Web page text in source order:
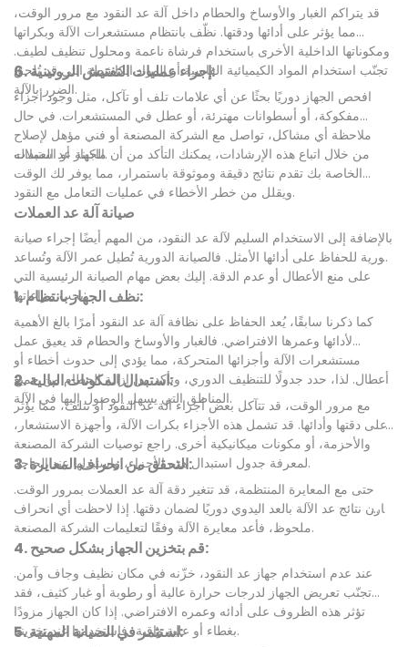
قد يتراكم الغبار والأوساخ والحطام داخل آلة عد النقود مع مرور الوقت،
مما يؤثر على أدائها ودقتها. نظّف بانتظام مستشعرات الآلة وبكراتها
ومكوناتها الداخلية الأخرى باستخدام فرشاة ناعمة ومحلول تنظيف لطيف.
تجنّب استخدام المواد الكيميائية القاسية أو المواد الكاشطة التي قد تُلحق
الضرر بالآلة.
6. إجراء عمليات التفتيش الروتينية:
افحص الجهاز دوريًا بحثًا عن أي علامات تلف أو تآكل، مثل وجود أجزاء
مفكوكة، أو أسطوانات مهترئة، أو عطل في المستشعرات. في حال
ملاحظة أي مشاكل، تواصل مع الشركة المصنعة أو فني مؤهل لإصلاح
الجهاز أو استبداله.
من خلال اتباع هذه الإرشادات، يمكنك التأكد من أن ماكينة عد العملات
الخاصة بك تقدم نتائج دقيقة وموثوقة باستمرار، مما يوفر لك الوقت
ويقلل من خطر الأخطاء في عمليات التعامل مع النقود.
صيانة آلة عد العملات
بالإضافة إلى الاستخدام السليم لآلة عد النقود، من المهم أيضًا إجراء صيانة
دورية للحفاظ على أدائها الأمثل. فالصيانة الدورية تُطيل عمر الآلة وتُساعد
على منع الأعطال أو عدم الدقة. إليك بعض مهام الصيانة الرئيسية التي
يجب مراعاتها:
1. نظف الجهاز بانتظام:
كما ذكرنا سابقًا، يُعد الحفاظ على نظافة آلة عد النقود أمرًا بالغ الأهمية
لأدائها وعمرها الافتراضي. فالغبار والأوساخ والحطام قد يعيق عمل
مستشعرات الآلة وأجزائها المتحركة، مما يؤدي إلى حدوث أخطاء أو
أعطال. لذا، حدد جدولًا للتنظيف الدوري، وتأكد من إزالة الحطام من جميع
المناطق التي يسهل الوصول إليها في الآلة.
2. استبدال المكونات البالية:
مع مرور الوقت، قد تتآكل بعض أجزاء آلة عد النقود أو تتلف، مما يؤثر
على دقتها وأدائها. قد تشمل هذه الأجزاء بكرات الآلة، وأجهزة الاستشعار،
والأحزمة، أو مكونات ميكانيكية أخرى. راجع توصيات الشركة المصنعة
لمعرفة جدول استبدال هذه الأجزاء، واستبدلها عند الحاجة.
3. التحقق من انحراف المعايرة:
حتى مع المعايرة المنتظمة، قد تتغير دقة آلة عد العملات بمرور الوقت.
قارن نتائج عد الآلة بالعد اليدوي دوريًا لضمان دقتها. إذا لاحظت أي انحراف
ملحوظ، فأعد معايرة الآلة وفقًا لتعليمات الشركة المصنعة.
4. قم بتخزين الجهاز بشكل صحيح:
عند عدم استخدام جهاز عد النقود، خزّنه في مكان نظيف وجاف وآمن.
تجنّب تعريض الجهاز لدرجات حرارة عالية أو رطوبة أو غبار كثيف، فقد
تؤثر هذه الظروف على أدائه وعمره الافتراضي. إذا كان الجهاز مزودًا
بغطاء أو علبة واقية، فاستخدمها عند تخزينه.
5. استثمر في الصيانة المهنية: